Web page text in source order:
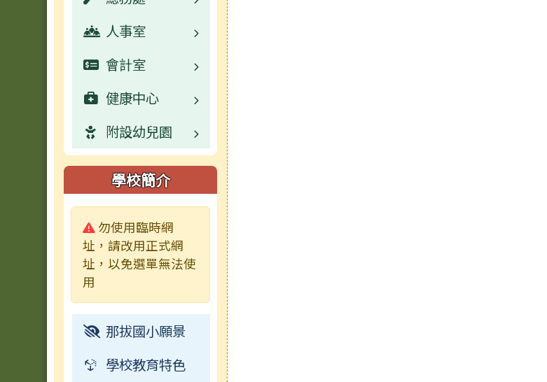
活動相簿
校園公告
學生事務宣導
活動相簿
榮譽榜
行事曆
學生影音
檔案下載
成果及粉絲頁
電子書
業務職掌
校園公告
數位學習資源
活動相簿
榮譽榜
行事曆
校園影音
人事室
業務職掌
校園公告
常用連結
活動相簿
榮譽榜
行事曆
會計室
業務職掌
校園公告
常用連結
活動相簿
榮譽榜
行事曆
健康中心
業務職掌
校園公告
活動相簿
校園影音
常用連結
檔案下載
附設幼兒園
校園公告
業務職掌
活動相簿
榮譽榜
校園影音
常用連結
檔案下載
學校簡介
警告:
勿使用臨時網
址，請改用正式網
址，以免選單無法使
用
那拔國小願景
學校教育特色